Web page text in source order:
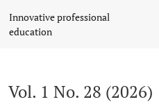
Vol. 1 No. 28 (2026):
Innovative professional
education
Vol. 1 No. 28 (2026)